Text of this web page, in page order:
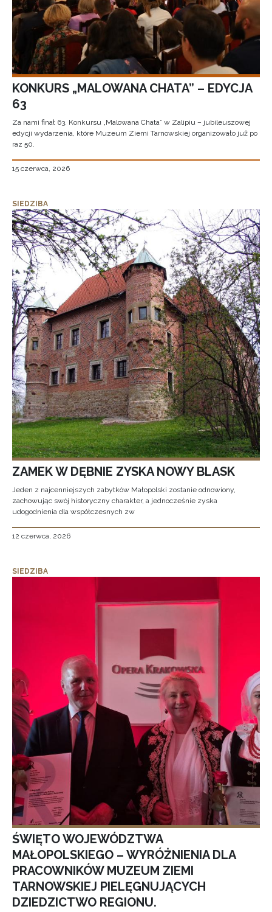
KONKURS „MALOWANA CHATA” – EDYCJA
63
Za nami finał 63. Konkursu „Malowana Chata” w Zalipiu – jubileuszowej
edycji wydarzenia, które Muzeum Ziemi Tarnowskiej organizowało już po
raz 50.
15 czerwca, 2026
SIEDZIBA
ZAMEK W DĘBNIE ZYSKA NOWY BLASK
Jeden z najcenniejszych zabytków Małopolski zostanie odnowiony,
zachowując swój historyczny charakter, a jednocześnie zyska
udogodnienia dla współczesnych zw
12 czerwca, 2026
SIEDZIBA
ŚWIĘTO WOJEWÓDZTWA
MAŁOPOLSKIEGO – WYRÓŻNIENIA DLA
PRACOWNIKÓW MUZEUM ZIEMI
TARNOWSKIEJ PIELĘGNUJĄCYCH
DZIEDZICTWO REGIONU.